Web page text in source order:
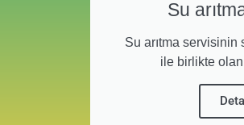
Su
Su arıtma servisinin
ile birlikte olan